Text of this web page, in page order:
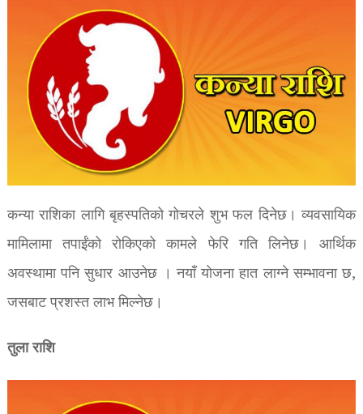
कन्या राशिका लागि बृहस्पतिको गोचरले शुभ फल दिनेछ। व्यवसायिक
मामिलामा तपाईंको रोकिएको कामले फेरि गति लिनेछ। आर्थिक
अवस्थामा पनि सुधार आउनेछ । नयाँ योजना हात लाग्ने सम्भावना छ,
जसबाट प्रशस्त लाभ मिल्नेछ।
तुला राशि